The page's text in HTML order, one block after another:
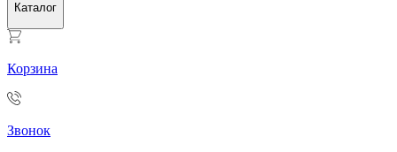
Каталог
Корзина
Звонок